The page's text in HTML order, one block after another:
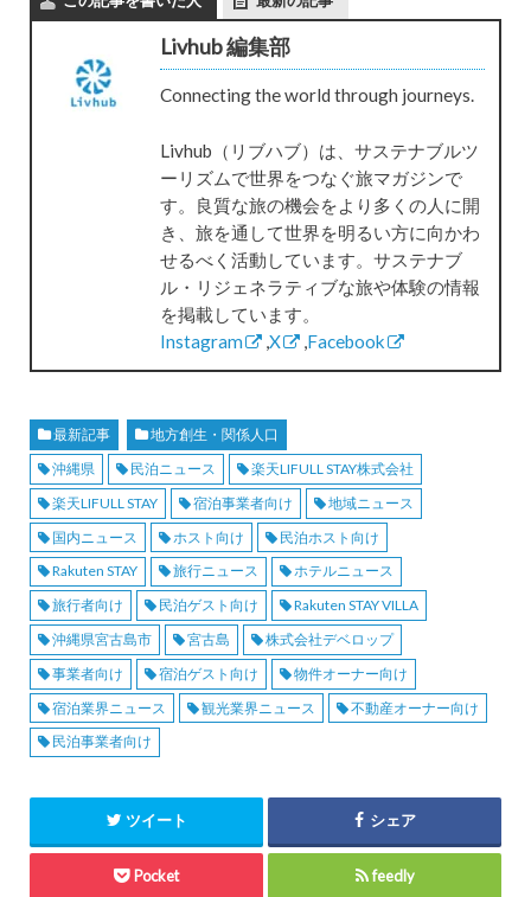
Livhub 編集部
Connecting the world through journeys.
Livhub（リブハブ）は、サステナブルツ
ーリズムで世界をつなぐ旅マガジンで
す。良質な旅の機会をより多くの人に開
き、旅を通して世界を明るい方に向かわ
せるべく活動しています。サステナブ
ル・リジェネラティブな旅や体験の情報
を掲載しています。
Instagram
,X ,Facebook
最新記事
地方創生・関係人口
沖縄県
民泊ニュース
楽天LIFULL STAY株式会社
楽天LIFULL STAY
宿泊事業者向け
地域ニュース
国内ニュース
ホスト向け
民泊ホスト向け
Rakuten STAY
旅行ニュース
ホテルニュース
旅行者向け
民泊ゲスト向け
Rakuten STAY VILLA
沖縄県宮古島市
宮古島
株式会社デベロップ
事業者向け
宿泊ゲスト向け
物件オーナー向け
宿泊業界ニュース
観光業界ニュース
不動産オーナー向け
民泊事業者向け
ツイート シェア
Pocket feedly